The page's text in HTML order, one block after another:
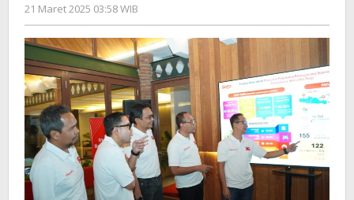
Unduh
480
Mbps
21 Maret 2025 03:58 WIB
Gagah
Saputra